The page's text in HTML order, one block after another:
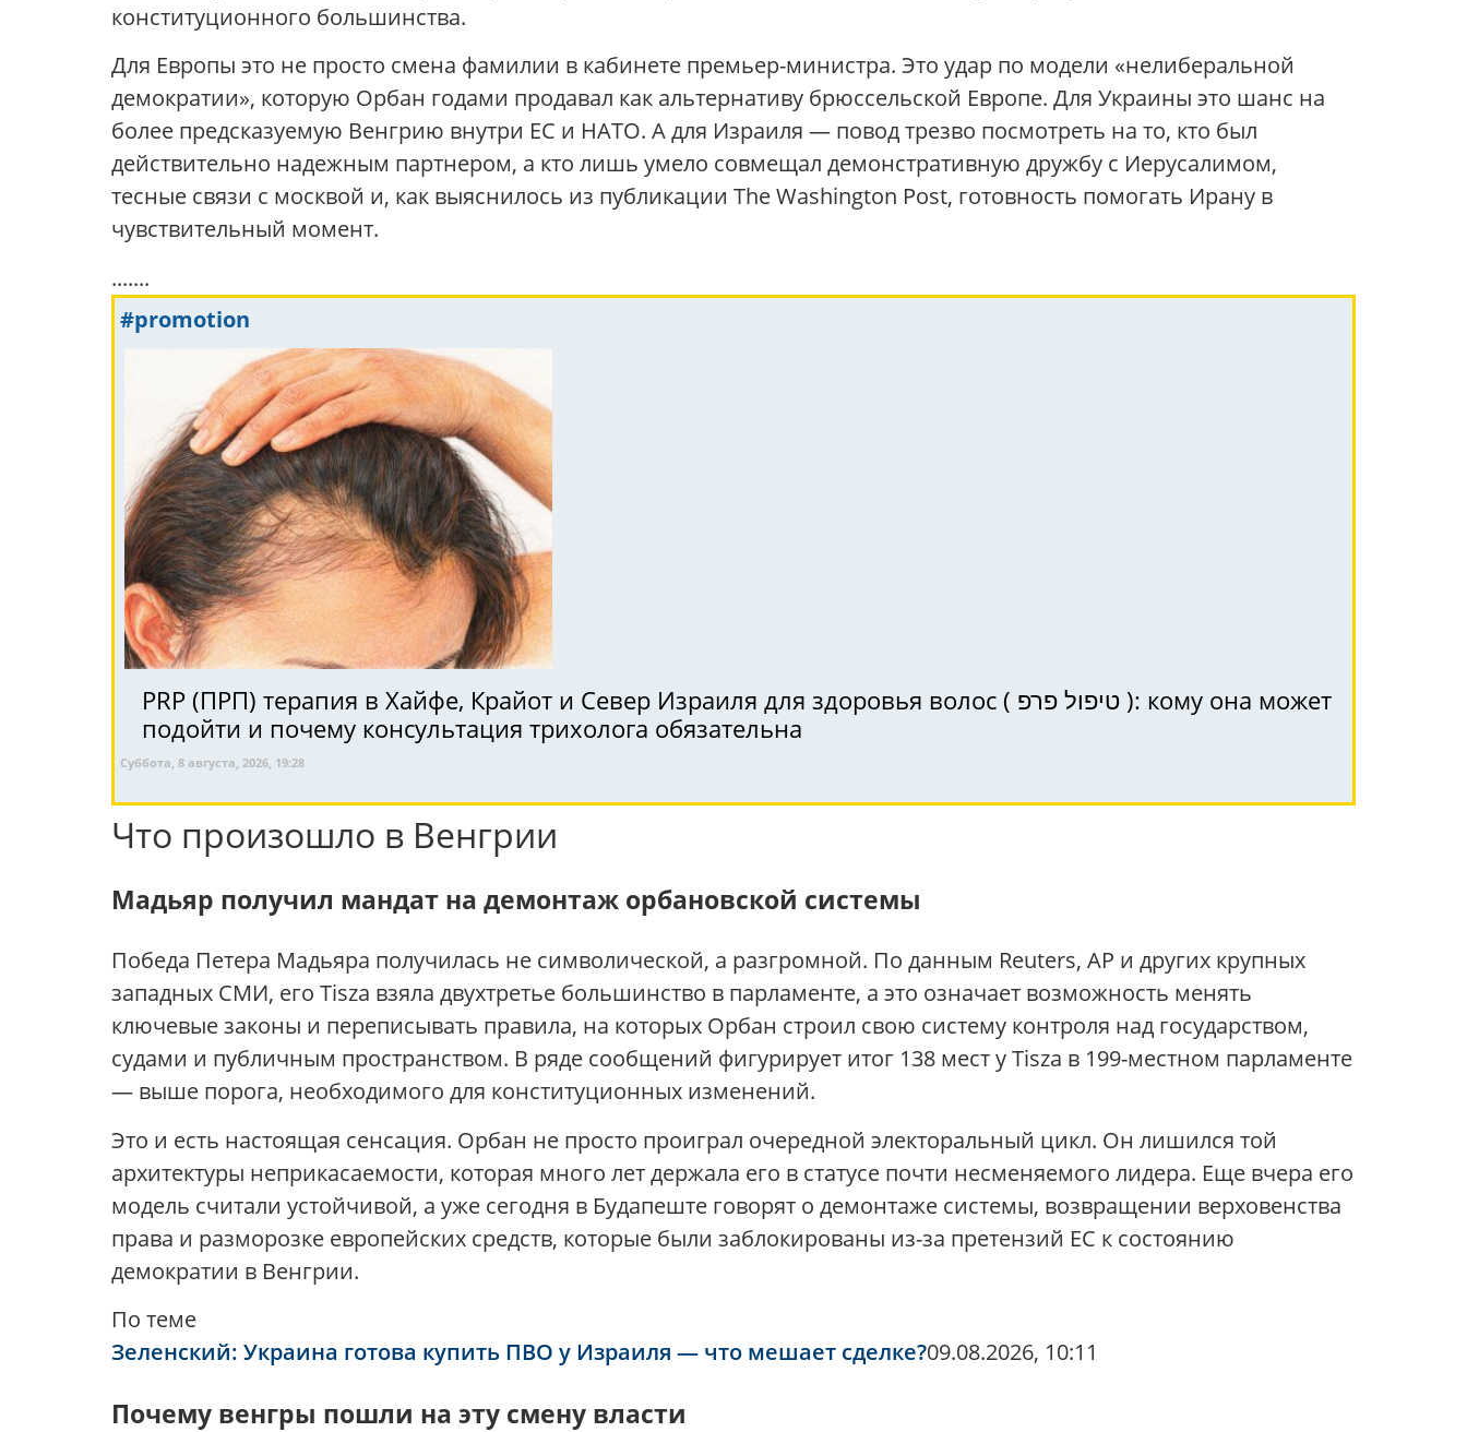
конституционного большинства.
Для Европы это не просто смена фамилии в кабинете премьер-министра. Это удар по модели «нелиберальной
демократии», которую Орбан годами продавал как альтернативу брюссельской Европе. Для Украины это шанс на
более предсказуемую Венгрию внутри ЕС и НАТО. А для Израиля — повод трезво посмотреть на то, кто был
действительно надежным партнером, а кто лишь умело совмещал демонстративную дружбу с Иерусалимом,
тесные связи с москвой и, как выяснилось из публикации The Washington Post, готовность помогать Ирану в
чувствительный момент.
.......
#promotion
PRP (ПРП) терапия в Хайфе, Крайот и Север Израиля для здоровья волос ( טיפול פרפ ): кому она может
подойти и почему консультация трихолога обязательна
Суббота, 8 августа, 2026, 19:28
Что произошло в Венгрии
Мадьяр получил мандат на демонтаж орбановской системы
Победа Петера Мадьяра получилась не символической, а разгромной. По данным Reuters, AP и других крупных
западных СМИ, его Tisza взяла двухтретье большинство в парламенте, а это означает возможность менять
ключевые законы и переписывать правила, на которых Орбан строил свою систему контроля над государством,
судами и публичным пространством. В ряде сообщений фигурирует итог 138 мест у Tisza в 199-местном парламенте
— выше порога, необходимого для конституционных изменений.
Это и есть настоящая сенсация. Орбан не просто проиграл очередной электоральный цикл. Он лишился той
архитектуры неприкасаемости, которая много лет держала его в статусе почти несменяемого лидера. Еще вчера его
модель считали устойчивой, а уже сегодня в Будапеште говорят о демонтаже системы, возвращении верховенства
права и разморозке европейских средств, которые были заблокированы из-за претензий ЕС к состоянию
демократии в Венгрии.
По теме
Зеленский: Украина готова купить ПВО у Израиля — что мешает сделке?09.08.2026, 10:11
Почему венгры пошли на эту смену власти